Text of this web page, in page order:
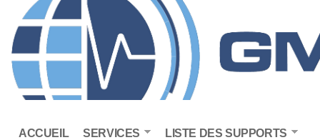
ACCUEIL SERVICES LISTE DES SUPPORTS